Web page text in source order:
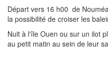
Départ vers 16 h00 de
la possibilité de croiser les
Nuit à l'île Ouen ou sur un ilot
au petit matin au sein de leur